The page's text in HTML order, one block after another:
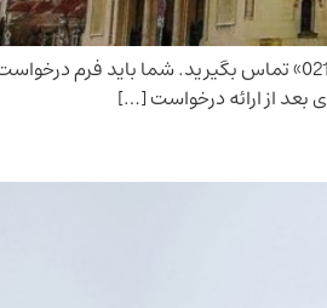
اخذ وقت سفارت بلغارستان به‌صورت تلفنی تعیین می‌شود و شما برای دریافت وقت سفارت باید با شماره‌تلفن «021۸۸۷۷۵۰۳۷» تماس